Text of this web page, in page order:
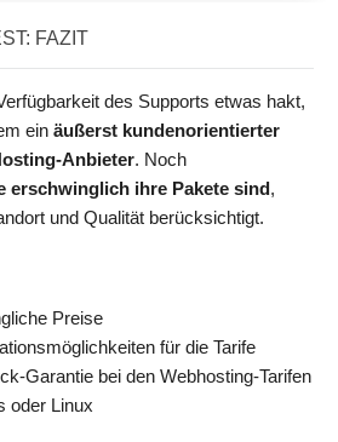
FAZIT
des Supports etwas hakt,
ein äußerst kundenorientierter
Anbieter. Noch
erschwinglich ihre Pakete sind,
und Qualität berücksichtigt.
Preise
für die Tarife
Garantie bei den Webhosting-Tarifen
oder Linux